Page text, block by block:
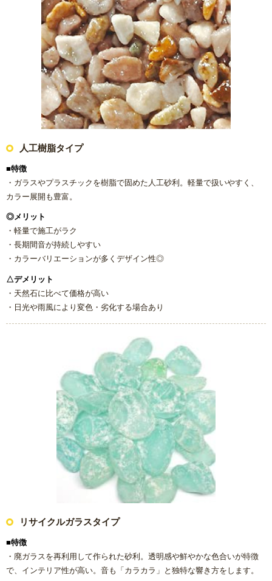
屋根リフォーム
洗面化粧台
ＩＨ・ガスコンロ
ガス給湯器/エコジョーズ・電気温水器/エコキュート
床の張り替え
クロス（壁紙）張り替えリフォーム
【リフォーム】よくあるご質問
失敗したくない！リフォームで後悔しないための業者の選び
方
水まわり機器人気リフォームメーカー
当社こだわりの施工
ご相談から施工完了の流れ
【マンション向け】大特価セット
【戸建て向け】大特価セット
【数量限定3台】大特価キッチン
【数量限定3台】大特価トイレ
人工樹脂タイプ
■特徴
・ガラスやプラスチックを樹脂で固めた人工砂利。軽量で扱いやすく、
カラー展開も豊富。
◎メリット
・軽量で施工がラク
・長期間音が持続しやすい
・カラーバリエーションが多くデザイン性◎
△デメリット
・天然石に比べて価格が高い
・日光や雨風により変色・劣化する場合あり
リサイクルガラスタイプ
■特徴
・廃ガラスを再利用して作られた砂利。透明感や鮮やかな色合いが特徴
で、インテリア性が高い。音も「カラカラ」と独特な響き方をします。